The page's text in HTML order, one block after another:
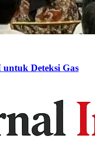
Deteksi Gas